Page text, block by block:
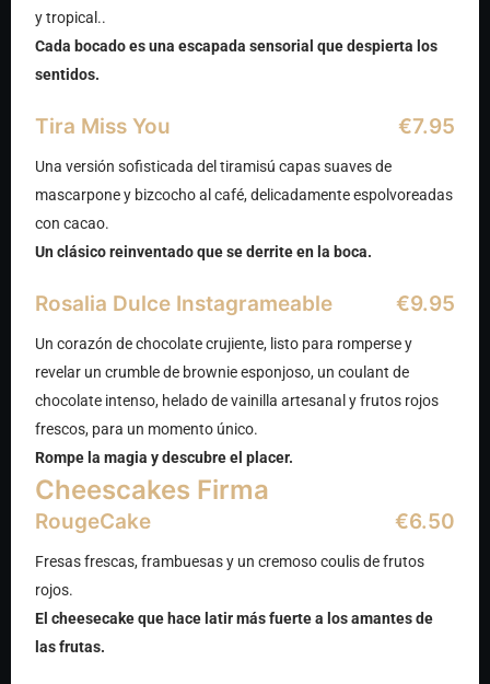
y tropical..
Cada bocado es una escapada sensorial que despierta los
sentidos.
Tira Miss You €7.95
Una versión sofisticada del tiramisú capas suaves de
mascarpone y bizcocho al café, delicadamente espolvoreadas
con cacao.
Un clásico reinventado que se derrite en la boca.
Rosalia Dulce Instagrameable €9.95
Un corazón de chocolate crujiente, listo para romperse y
revelar un crumble de brownie esponjoso, un coulant de
chocolate intenso, helado de vainilla artesanal y frutos rojos
frescos, para un momento único.
Rompe la magia y descubre el placer.
Cheescakes Firma
RougeCake €6.50
Fresas frescas, frambuesas y un cremoso coulis de frutos
rojos.
El cheesecake que hace latir más fuerte a los amantes de
las frutas.